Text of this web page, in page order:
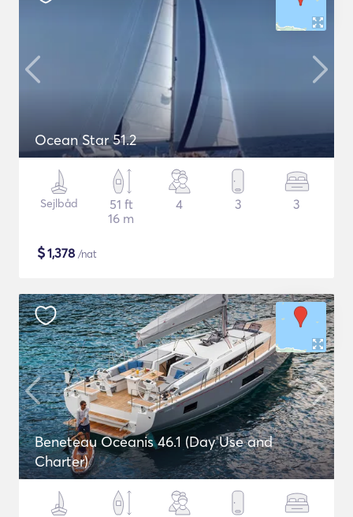
Ocean Star 51.2
Sejlbåd
51 ft
16 m
4 3 3
$1,378 /nat
Beneteau Oceanis 46.1 (Day Use and
Charter)